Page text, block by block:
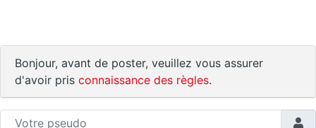
Bonjour, avant de poster, veuillez vous assurer
d'avoir pris connaissance des règles.